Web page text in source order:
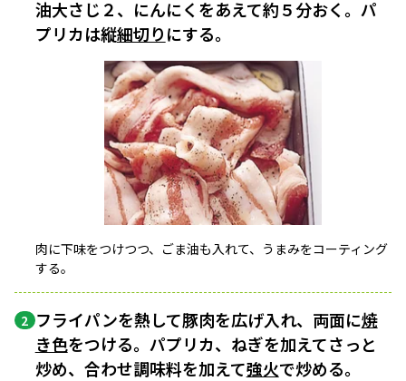
油大さじ２、にんにくをあえて約５分おく。パ
プリカは縦細切りにする。
肉に下味をつけつつ、ごま油も入れて、うまみをコーティング
する。
2 フライパンを熱して豚肉を広げ入れ、両面に焼
き色をつける。パプリカ、ねぎを加えてさっと
炒め、合わせ調味料を加えて強火で炒める。